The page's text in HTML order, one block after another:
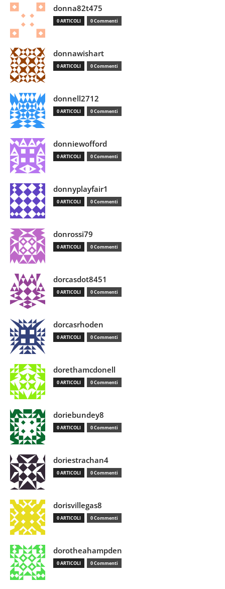
donna82t475
0 ARTICOLI 0 Commenti
donnawishart
0 ARTICOLI 0 Commenti
donnell2712
0 ARTICOLI 0 Commenti
donniewofford
0 ARTICOLI 0 Commenti
donnyplayfair1
0 ARTICOLI 0 Commenti
donrossi79
0 ARTICOLI 0 Commenti
dorcasdot8451
0 ARTICOLI 0 Commenti
dorcasrhoden
0 ARTICOLI 0 Commenti
dorethamcdonell
0 ARTICOLI 0 Commenti
doriebundey8
0 ARTICOLI 0 Commenti
doriestrachan4
0 ARTICOLI 0 Commenti
dorisvillegas8
0 ARTICOLI 0 Commenti
dorotheahampden
0 ARTICOLI 0 Commenti